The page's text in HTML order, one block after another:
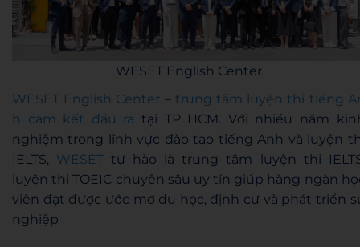
WESET English Center
WESET English Center – trung tâm luyện thi tiếng
h cam kết đầu ra tại TP HCM. Với nhiều năm
nghiệm trong lĩnh vực đào tạo tiếng Anh và luyện
IELTS, WESET tự hào là trung tâm luyện thi
luyện thi TOEIC chuyên sâu uy tín giúp hàng ngàn
viên đạt được ước mơ du học, định cư và phát triển
nghiệp